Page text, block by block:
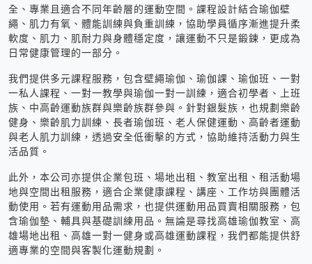
全、專業且適合不同年齡層的運動空間。課程設計結合瑜伽壁
繩、肌力有氧、體能訓練與負重訓練，協助學員循序漸進提升柔
軟度、肌力、肌耐力與身體穩定度，讓運動不只是鍛鍊，更成為
日常健康管理的一部分。
我們提供多元課程服務，包含壁繩瑜伽、瑜伽課、瑜伽班、一對
一私人課程、一對一教學與瑜伽一對一訓練，適合初學者、上班
族、中高齡運動族群與樂齡族群參與。針對銀髮族，也規劃樂齡
健身、樂齡肌力訓練、長者瑜伽班、老人保健運動、高齡者運動
與老人肌力訓練，透過安全低衝擊的方式，協助維持活動力與生
活品質。
此外，本公司亦提供企業包班、場地出租、教室出租、租活動場
地與空間出租服務，適合企業健康課程、講座、工作坊與團體活
動使用。若有運動用品需求，也提供運動用品買賣相關服務，包
含瑜伽墊、輔具與基礎訓練用品。無論是尋找高雄瑜伽教室、高
雄場地出租、高雄一對一健身或高雄運動課程，我們都能提供舒
適專業的空間與客製化運動規劃。